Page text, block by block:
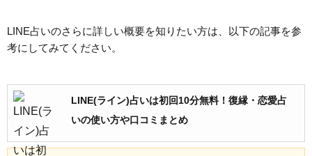
LINE占いのさらに詳しい概要を知りたい方は、以下の記事を参
考にしてみてください。
LINE(ライン)占いは初回10分無料！復縁・恋愛占
いの使い方や口コミまとめ